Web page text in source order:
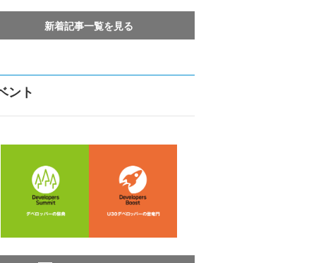
新着記事一覧を見る
ント